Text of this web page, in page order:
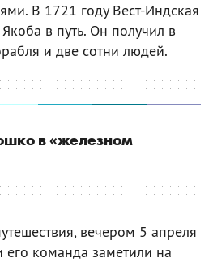
В 1721 году Вест-Индская
в путь. Он получил в
и две сотни людей.
в «железном
вечером 5 апреля
его команда заметили на